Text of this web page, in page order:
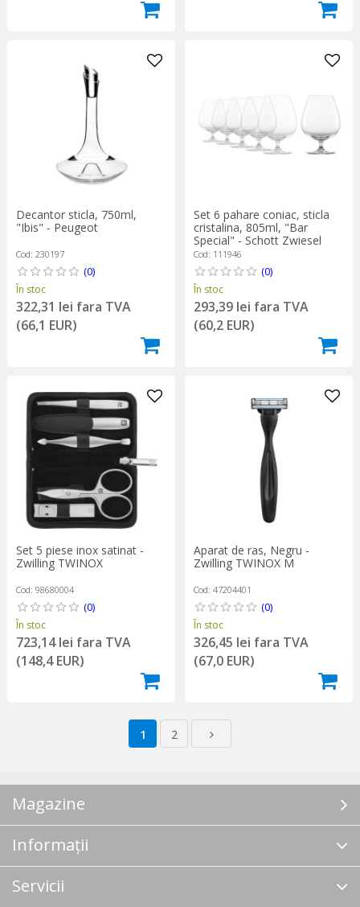
Decantor sticla, 750ml,
"Ibis" - Peugeot
Cod: 230197
(0)
În stoc
322,31 lei fara TVA
(66,1 EUR)
Set 6 pahare coniac, sticla
cristalina, 805ml, "Bar
Special" - Schott Zwiesel
Cod: 111946
(0)
În stoc
293,39 lei fara TVA
(60,2 EUR)
Set 5 piese inox satinat -
Zwilling TWINOX
Cod: 98680004
(0)
În stoc
723,14 lei fara TVA
(148,4 EUR)
Aparat de ras, Negru -
Zwilling TWINOX M
Cod: 47204401
(0)
În stoc
326,45 lei fara TVA
(67,0 EUR)
1 2
Magazine
Informații
Servicii